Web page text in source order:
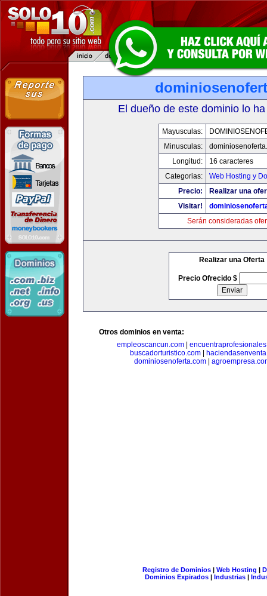
El dueño de este dominio lo
Mayusculas:
Minusculas:
Longitud:
16 caracteres
Categorias:
Web Hosting y
Precio:
Realizar una
Visitar!
Serán consideradas
Realizar una Oferta
Precio Ofrecido $
Otros dominios en venta:
empleoscancun.com
buscadorturistico.com|
dominiosenoferta.com
Registro de Dominios| Web Hosting |
Dominios Expirados | Industrias |